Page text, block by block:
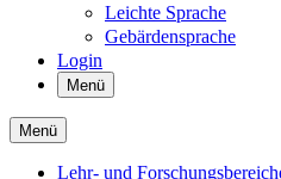
Leichte Sprache
Gebärdensprache
Login
Menü
Menü
Lehr- und